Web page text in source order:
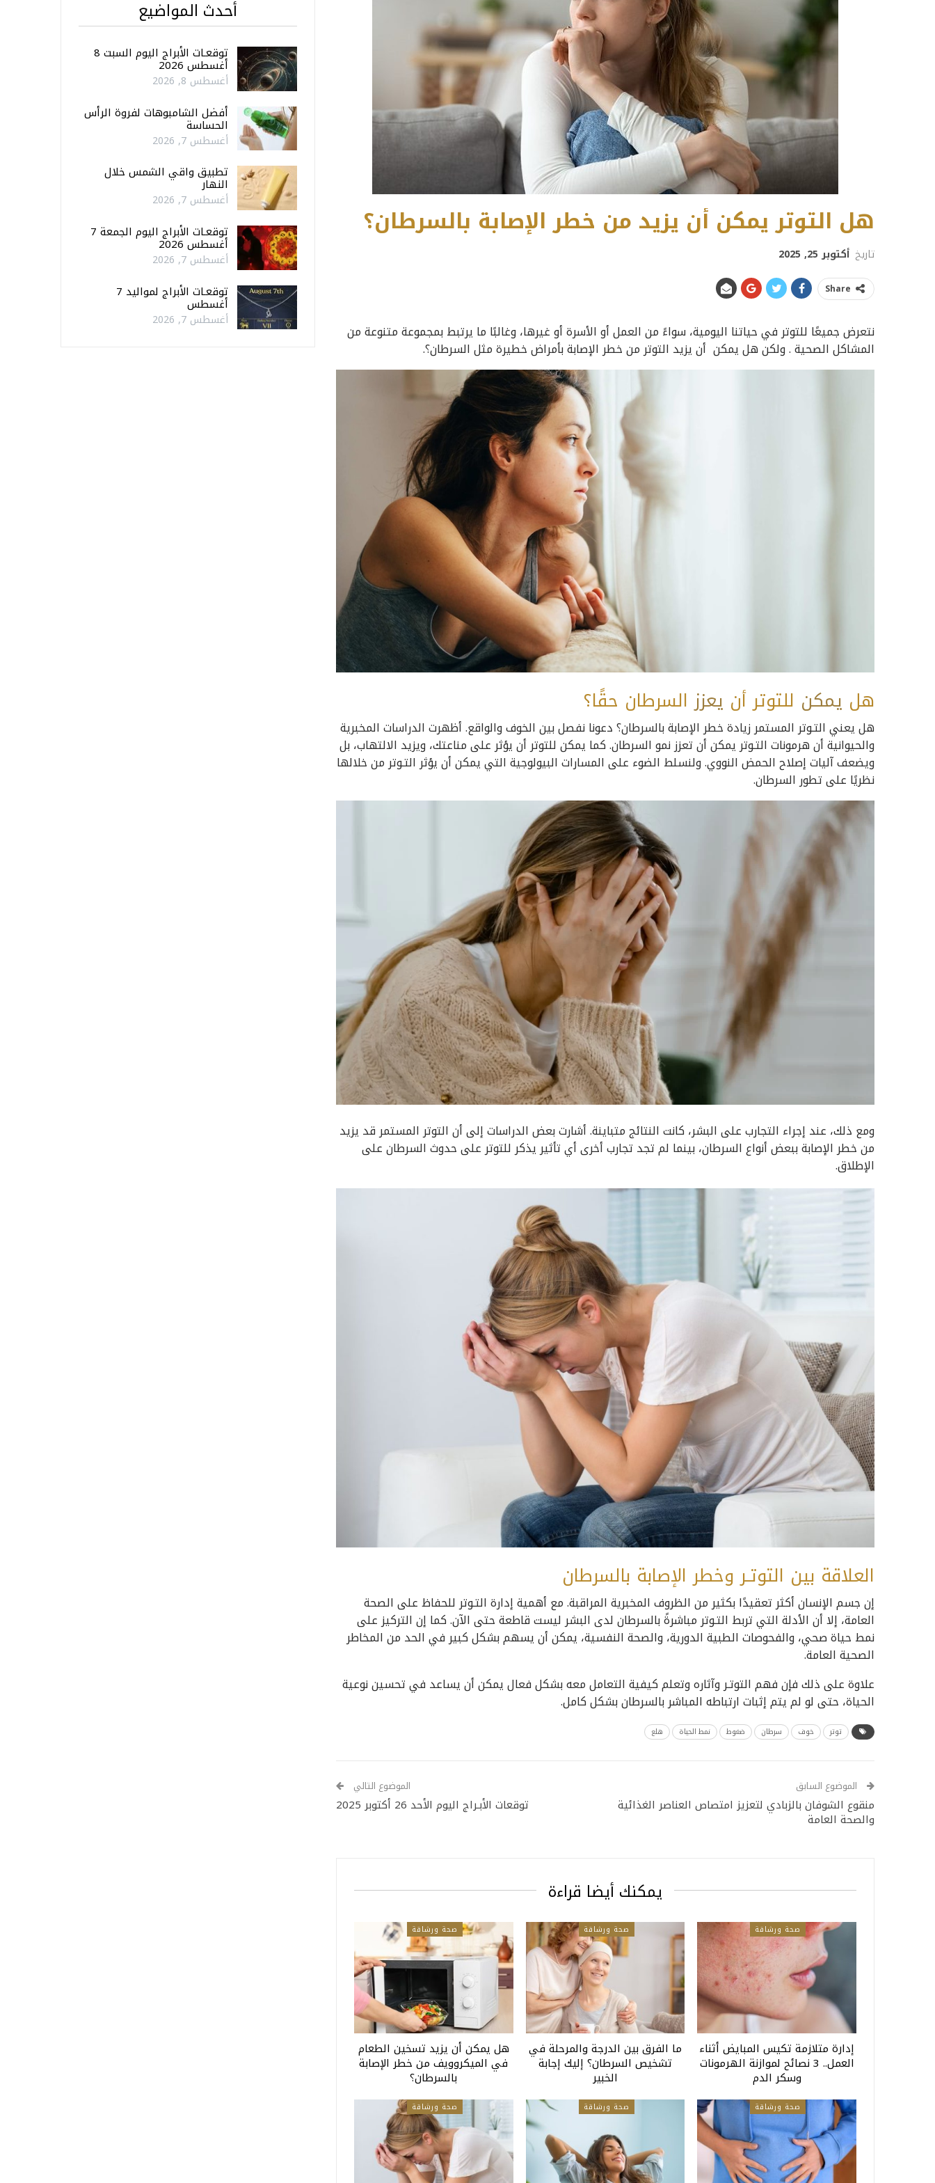
هل التوتر يمكن أن يزيد من خطر الإصابة بالسرطان؟
تاريخ أكتوبر 25, 2025
Share
نتعرض جميعًا للتوتر في حياتنا اليومية، سواءً من العمل أو الأسرة أو غيرها، وغالبًا ما يرتبط بمجموعة متنوعة من
المشاكل الصحية . ولكن هل يمكن أن يزيد التوتر من خطر الإصابة بأمراض خطيرة مثل السرطان؟.
هل يمكن للتوتر أن يعززالسرطان حقًا؟
هل يعني التـوتر المستمر زيادة خطر الإصابة بالسرطان؟ دعونا نفصل بين الخوف والواقع. أظهرت الدراسات المخبرية
والحيوانية أن هرمونات التـوتر يمكن أن تعزز نمو السرطان. كما يمكن للتوتر أن يؤثر على مناعتك، ويزيد الالتهاب، بل
ويضعف آليات إصلاح الحمض النووي. ولنسلط الضوء على المسارات البيولوجية التي يمكن أن يؤثر التـوتر من خلالها
نظريًا على تطور السرطان.
ومع ذلك، عند إجراء التجارب على البشر، كانت النتائج متباينة. أشارت بعض الدراسات إلى أن التوتر المستمر قد يزيد
من خطر الإصابة ببعض أنواع السرطان، بينما لم تجد تجارب أخرى أي تأثير يذكر للتوتر على حدوث السرطان على
الإطلاق.
العلاقة بين التوتـر وخطر الإصابة بالسرطان
إن جسم الإنسان أكثر تعقيدًا بكثير من الظروف المخبرية المراقبة. مع أهمية إدارة التـوتر للحفاظ على الصحة
العامة، إلا أن الأدلة التي تربط التـوتر مباشرةً بالسرطان لدى البشر ليست قاطعة حتى الآن. كما إن التركيز على
نمط حياة صحي، والفحوصات الطبية الدورية، والصحة النفسية، يمكن أن يسهم بشكل كبير في الحد من المخاطر
الصحية العامة.
علاوة على ذلك فإن فهم التوتـر وآثاره وتعلم كيفية التعامل معه بشكل فعال يمكن أن يساعد في تحسين نوعية
الحياة، حتى لو لم يتم إثبات ارتباطه المباشر بالسرطان بشكل كامل.
توتر خوف سرطان ضغوط نمط الحياة هلع
الموضوع السابق
منقوع الشوفان بالزبادي لتعزيز امتصاص العناصر الغذائية
والصحة العامة
الموضوع التالي
توقعات الأبـراج اليوم الأحد 26 أكتوبر 2025
يمكنك أيضا قراءة
صحة ورشاقة
إدارة متلازمة تكيس المبايض أثناء
العمل.. 3 نصائح لموازنة الهرمونات
وسكر الدم
صحة ورشاقة
ما الفرق بين الدرجة والمرحلة في
تشخيص السرطان؟ إليك إجابة
الخبير
صحة ورشاقة
هل يمكن أن يزيد تسخين الطعام
في الميكروويف من خطر الإصابة
بالسرطان؟
صحة ورشاقة صحة ورشاقة صحة ورشاقة
أحدث المواضيع
توقعـات الأبراج اليوم السبت 8
أغسطس 2026
أغسطس 8, 2026
أفضل الشامبوهات لفروة الرأس
الحساسة
أغسطس 7, 2026
تطبيق واقي الشمس خلال
النهار
أغسطس 7, 2026
توقعـات الأبراج اليوم الجمعة 7
أغسطس 2026
أغسطس 7, 2026
توقعـات الأبراج لمواليد 7
أغسطس
أغسطس 7, 2026